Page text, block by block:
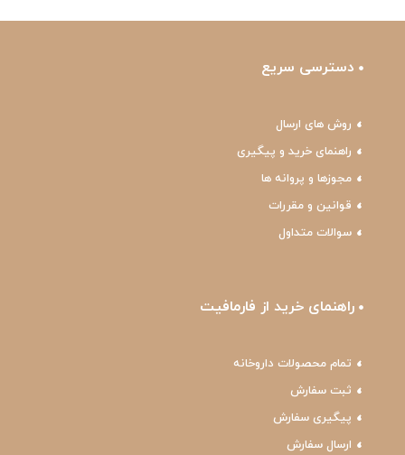
دسترسی سریع
روش های ارسال
راهنمای خرید و پیگیری
مجوزها و پروانه ها
قوانین و مقررات
سوالات متداول
راهنمای خرید از فارمافیت
تمام محصولات داروخانه
ثبت سفارش
پیگیری سفارش
ارسال سفارش